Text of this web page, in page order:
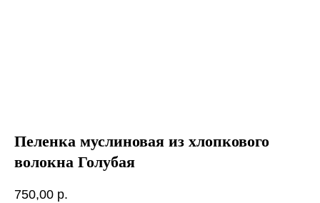
Пеленка муслиновая из хлопкового
волокна Голубая
750,00 р.